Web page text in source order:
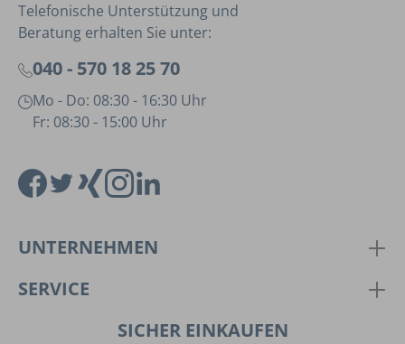
Telefonische Unterstützung und
Beratung erhalten Sie unter:
040 - 570 18 25 70
Mo - Do: 08:30 - 16:30 Uhr
Fr: 08:30 - 15:00 Uhr
UNTERNEHMEN
SERVICE
SICHER EINKAUFEN